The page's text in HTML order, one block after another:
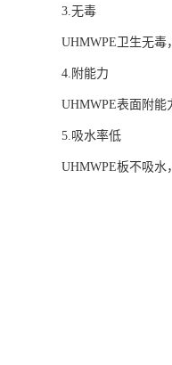
3.无毒
UHMWPE卫生无毒
4.附能力
UHMWPE表面附能
5.吸水率低
UHMWPE板不吸水